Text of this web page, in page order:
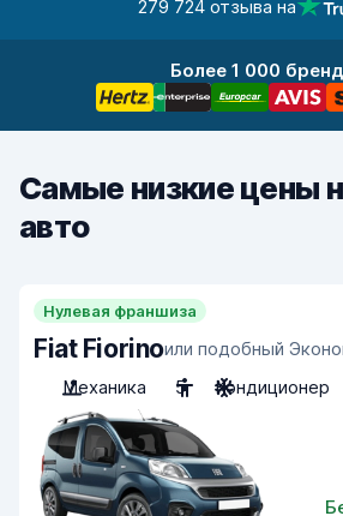
279 724 отзыва на
Более 1 000
Самые низкие цены
авто
Нулевая франшиза
Fiat Fiorinoили подобный
Механика
5 Кондиционер